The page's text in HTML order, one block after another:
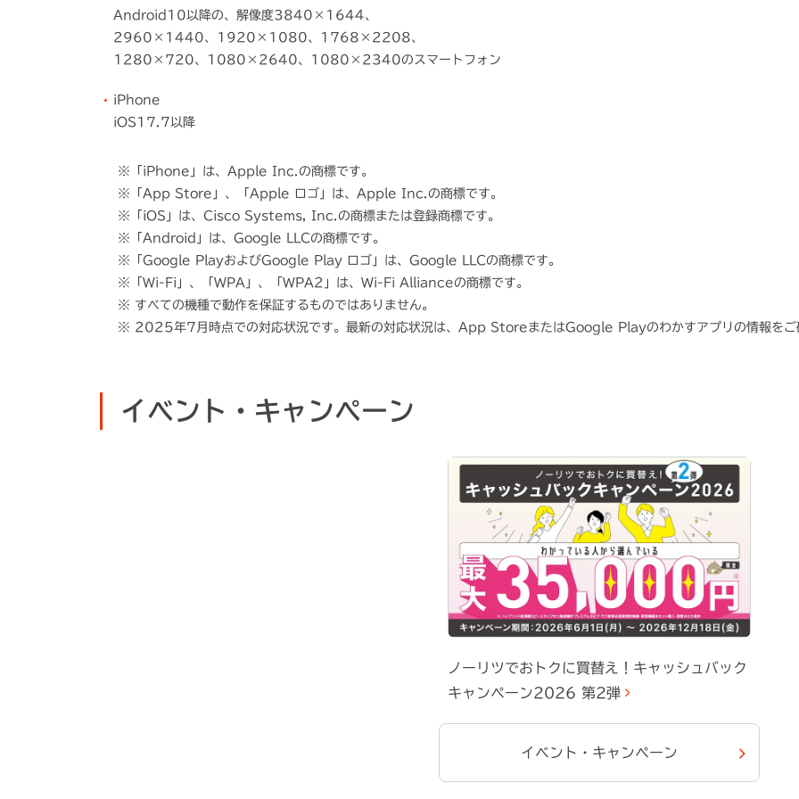
Android10以降の、解像度3840×1644、
2960×1440、1920×1080、1768×2208、
1280×720、1080×2640、1080×2340のスマートフォン
iPhone
iOS17.7以降
※ 「iPhone」は、Apple Inc.の商標です。
※ 「App Store」、「Apple ロゴ」は、Apple Inc.の商標です。
※ 「iOS」は、Cisco Systems, Inc.の商標または登録商標です。
※ 「Android」は、Google LLCの商標です。
※ 「Google PlayおよびGoogle Play ロゴ」は、Google LLCの商標です。
※ 「Wi-Fi」、「WPA」、「WPA2」は、Wi-Fi Allianceの商標です。
※ すべての機種で動作を保証するものではありません。
※ 2025年7月時点での対応状況です。最新の対応状況は、App StoreまたはGoogle Playのわかすアプリの情報をご
イベント・キャンペーン
ノーリツでおトクに買替え！キャッシュバック
キャンペーン2026 第2弾
イベント・キャンペーン